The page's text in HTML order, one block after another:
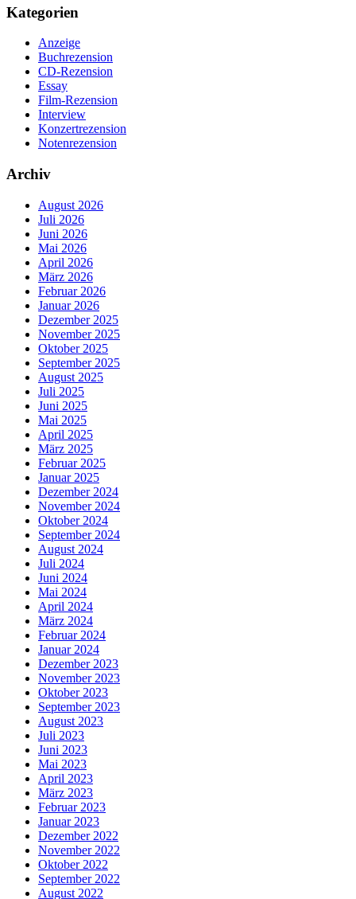
Kategorien
Anzeige
Buchrezension
CD-Rezension
Essay
Film-Rezension
Interview
Konzertrezension
Notenrezension
Archiv
August 2026
Juli 2026
Juni 2026
Mai 2026
April 2026
März 2026
Februar 2026
Januar 2026
Dezember 2025
November 2025
Oktober 2025
September 2025
August 2025
Juli 2025
Juni 2025
Mai 2025
April 2025
März 2025
Februar 2025
Januar 2025
Dezember 2024
November 2024
Oktober 2024
September 2024
August 2024
Juli 2024
Juni 2024
Mai 2024
April 2024
März 2024
Februar 2024
Januar 2024
Dezember 2023
November 2023
Oktober 2023
September 2023
August 2023
Juli 2023
Juni 2023
Mai 2023
April 2023
März 2023
Februar 2023
Januar 2023
Dezember 2022
November 2022
Oktober 2022
September 2022
August 2022